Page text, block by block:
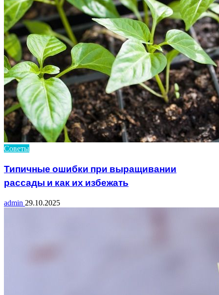
Советы
Типичные ошибки при выращивании
рассады и как их избежать
admin 29.10.2025